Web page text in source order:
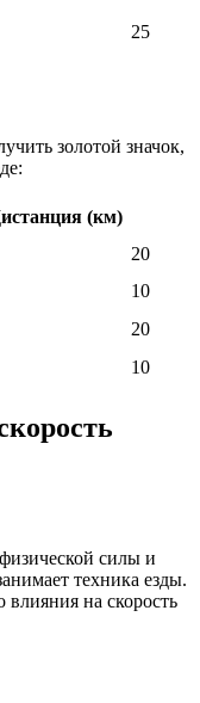
25
золотой значок,
(км)
20
10
20
10
силы и
техника езды.
влияния на скорость